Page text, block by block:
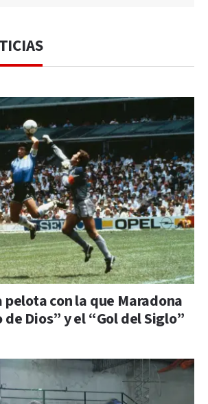
pelota con la que Maradona
Dios” y el “Gol del Siglo”